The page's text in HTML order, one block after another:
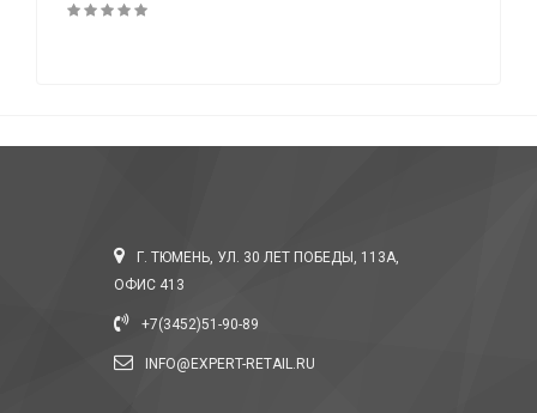
Г. ТЮМЕНЬ, УЛ. 30 ЛЕТ ПОБЕДЫ, 113А,
ОФИС 413
+7(3452)51-90-89
INFO@EXPERT-RETAIL.RU